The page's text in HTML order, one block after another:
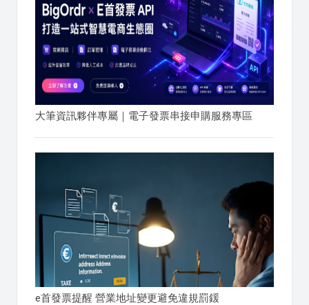
大筆資訊夥伴專屬｜電子發票串接申購服務專區
e首發票提醒 營業地址變更避免違規罰鍰